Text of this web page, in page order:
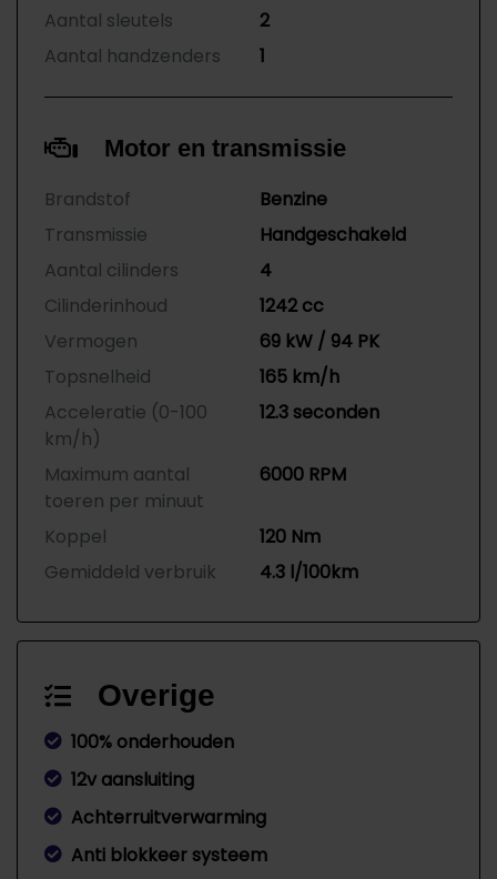
Aantal sleutels
2
Aantal handzenders
1
Motor en transmissie
Brandstof
Benzine
Transmissie
Handgeschakeld
Aantal cilinders
4
Cilinderinhoud
1242 cc
Vermogen
69 kW / 94 PK
Topsnelheid
165 km/h
Acceleratie (0-100
km/h)
12.3 seconden
Maximum aantal
toeren per minuut
6000 RPM
Koppel
120 Nm
Gemiddeld verbruik
4.3 l/100km
Overige
100% onderhouden
12v aansluiting
Achterruitverwarming
Anti blokkeer systeem